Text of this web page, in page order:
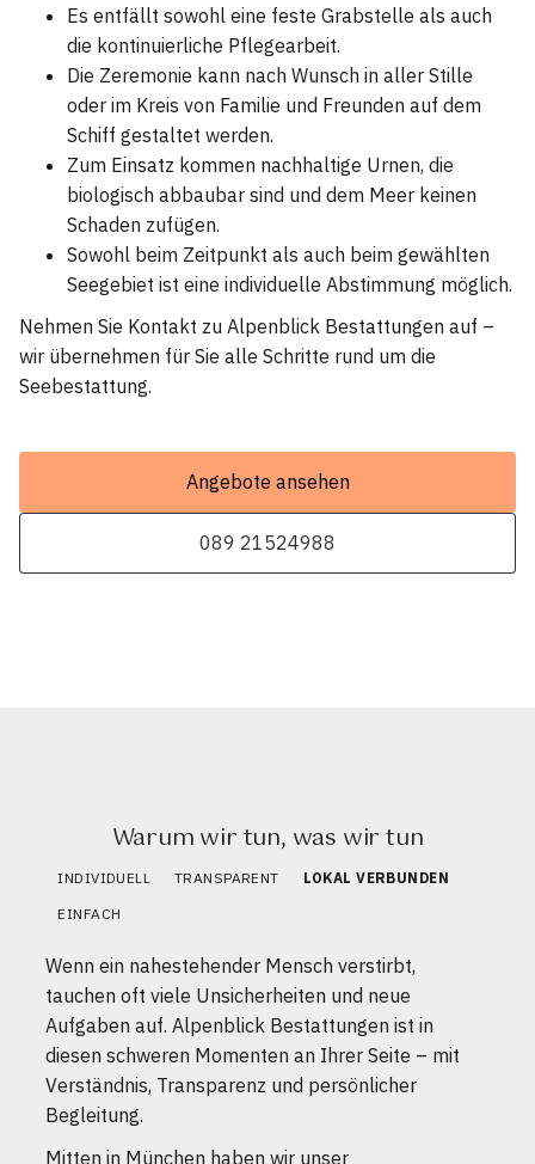
Es entfällt sowohl eine feste Grabstelle als auch
die kontinuierliche Pflegearbeit.
Die Zeremonie kann nach Wunsch in aller Stille
oder im Kreis von Familie und Freunden auf dem
Schiff gestaltet werden.
Zum Einsatz kommen nachhaltige Urnen, die
biologisch abbaubar sind und dem Meer keinen
Schaden zufügen.
Sowohl beim Zeitpunkt als auch beim gewählten
Seegebiet ist eine individuelle Abstimmung möglich.
Nehmen Sie Kontakt zu Alpenblick Bestattungen auf –
wir übernehmen für Sie alle Schritte rund um die
Seebestattung.
Angebote ansehen
089 21524988
Warum wir tun, was wir tun
INDIVIDUELL TRANSPARENT LOKAL VERBUNDEN
EINFACH
Wenn ein nahestehender Mensch verstirbt,
tauchen oft viele Unsicherheiten und neue
Aufgaben auf. Alpenblick Bestattungen ist in
diesen schweren Momenten an Ihrer Seite – mit
Verständnis, Transparenz und persönlicher
Begleitung.
Mitten in München haben wir unser